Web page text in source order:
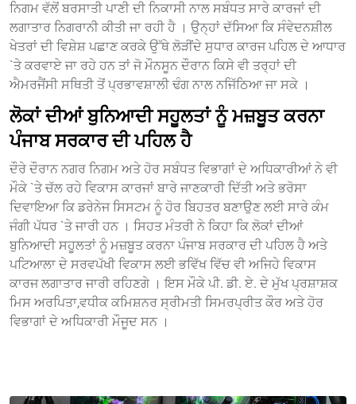
ਨਿਗਮ ਵੱਲੋਂ ਬਰਸਾਤੀ ਪਾਣੀ ਦੀ ਨਿਕਾਸੀ ਨਾਲ ਸਬੰਧਤ ਸਾਰੇ ਕਾਰਜਾਂ ਦੀ
ਲਗਾਤਾਰ ਨਿਗਰਾਨੀ ਕੀਤੀ ਜਾ ਰਹੀ ਹੈ । ਉਨ੍ਹਾਂ ਦੱਸਿਆ ਕਿ ਸੰਵੇਦਨਸ਼ੀਲ
ਖੇਤਰਾਂ ਦੀ ਵਿਸ਼ੇਸ਼ ਪਛਾਣ ਕਰਕੇ ਉੱਥੇ ਲੋੜੀਂਦੇ ਸੁਧਾਰ ਕਾਰਜ ਪਹਿਲ ਦੇ ਆਧਾਰ
`ਤੇ ਕਰਵਾਏ ਜਾ ਰਹੇ ਹਨ ਤਾਂ ਜੋ ਮੌਨਸੂਨ ਦੌਰਾਨ ਕਿਸੇ ਵੀ ਤਰ੍ਹਾਂ ਦੀ
ਐਮਰਜੈਂਸੀ ਸਥਿਤੀ ਤੋਂ ਪ੍ਰਭਾਵਸ਼ਾਲੀ ਢੰਗ ਨਾਲ ਨਜਿੱਠਿਆ ਜਾ ਸਕੇ ।
ਲੋਕਾਂ ਦੀਆਂ ਬੁਨਿਆਦੀ ਸਹੂਲਤਾਂ ਨੂੰ ਮਜ਼ਬੂਤ ਕਰਨਾ
ਪੰਜਾਬ ਸਰਕਾਰ ਦੀ ਪਹਿਲ ਹੈ
ਦੌਰੇ ਦੌਰਾਨ ਨਗਰ ਨਿਗਮ ਅਤੇ ਹੋਰ ਸਬੰਧਤ ਵਿਭਾਗਾਂ ਦੇ ਅਧਿਕਾਰੀਆਂ ਨੇ ਵੀ
ਮੌਕੇ `ਤੇ ਚੱਲ ਰਹੇ ਵਿਕਾਸ ਕਾਰਜਾਂ ਬਾਰੇ ਜਾਣਕਾਰੀ ਦਿੱਤੀ ਅਤੇ ਭਰੋਸਾ
ਦਿਵਾਇਆ ਕਿ ਡਰੇਨੇਜ ਸਿਸਟਮ ਨੂੰ ਹੋਰ ਬਿਹਤਰ ਬਣਾਉਣ ਲਈ ਸਾਰੇ ਕੰਮ
ਜੰਗੀ ਪੱਧਰ `ਤੇ ਜਾਰੀ ਹਨ । ਸਿਹਤ ਮੰਤਰੀ ਨੇ ਕਿਹਾ ਕਿ ਲੋਕਾਂ ਦੀਆਂ
ਬੁਨਿਆਦੀ ਸਹੂਲਤਾਂ ਨੂੰ ਮਜ਼ਬੂਤ ਕਰਨਾ ਪੰਜਾਬ ਸਰਕਾਰ ਦੀ ਪਹਿਲ ਹੈ ਅਤੇ
ਪਟਿਆਲਾ ਦੇ ਸਰਵਪੱਖੀ ਵਿਕਾਸ ਲਈ ਭਵਿੱਖ ਵਿੱਚ ਵੀ ਅਜਿਹੇ ਵਿਕਾਸ
ਕਾਰਜ ਲਗਾਤਾਰ ਜਾਰੀ ਰਹਿਣਗੇ । ਇਸ ਮੌਕੇ ਪੀ. ਡੀ. ਏ. ਦੇ ਮੁੱਖ ਪ੍ਰਸ਼ਾਸ਼ਕ
ਮਿਸ ਅਰਪਿਤਾ,ਵਧੀਕ ਕਮਿਸ਼ਨਰ ਸ੍ਰੀਮਤੀ ਸਿਮਰਪ੍ਰੀਤ ਕੌਰ ਅਤੇ ਹੋਰ
ਵਿਭਾਗਾਂ ਦੇ ਅਧਿਕਾਰੀ ਮੌਜੂਦ ਸਨ ।